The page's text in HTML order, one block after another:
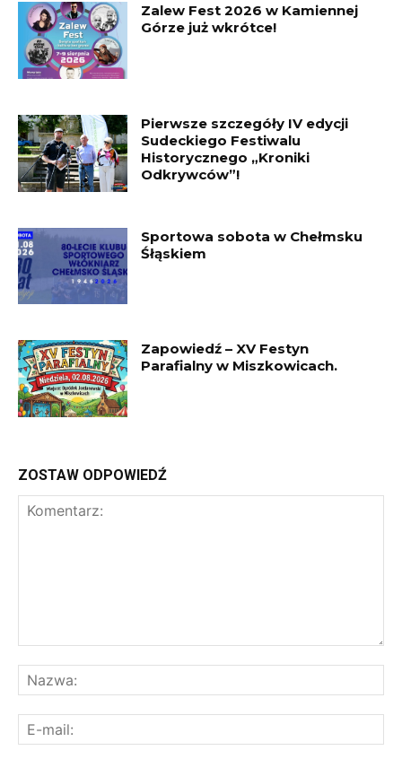
Zalew Fest 2026 w Kamiennej
Górze już wkrótce!
Pierwsze szczegóły IV edycji
Sudeckiego Festiwalu
Historycznego „Kroniki
Odkrywców”!
Sportowa sobota w Chełmsku
Śłąskiem
Zapowiedź – XV Festyn
Parafialny w Miszkowicach.
ZOSTAW ODPOWIEDŹ